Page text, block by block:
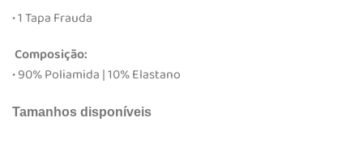
• 1 Tapa Frauda
Composição:
• 90% Poliamida | 10% Elastano
Tamanhos disponíveis